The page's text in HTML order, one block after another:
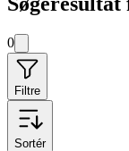
0
Filtre
Sortér